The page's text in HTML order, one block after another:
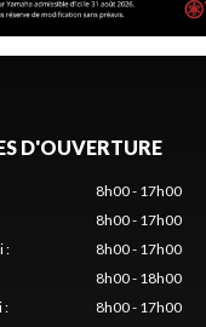
D'OUVERTURE
8h00 - 17h00
8h00 - 17h00
:
8h00 - 17h00
8h00 - 18h00
: 8h00 - 17h00